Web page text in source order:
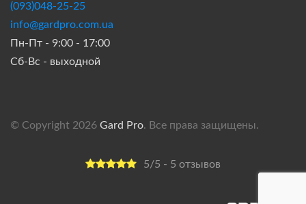
(093)048-25-25
info@gardpro.com.ua
Пн-Пт - 9:00 - 17:00
Сб-Вс - выходной
© Copyright 2026 Gard Pro. Все права защищены.
5/5 - 5 отзывов